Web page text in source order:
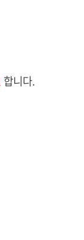
합니다.